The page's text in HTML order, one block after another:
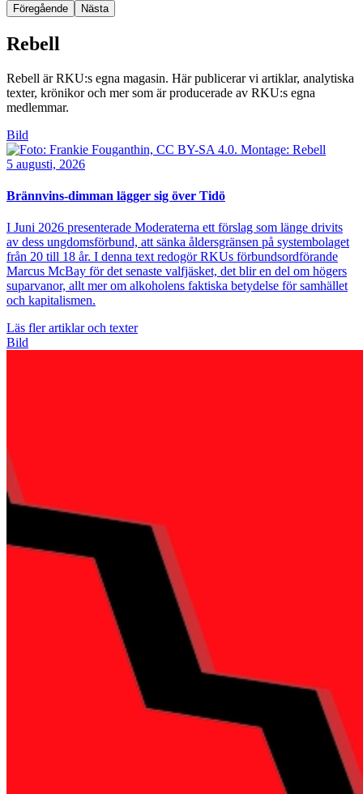
Föregående Nästa
Rebell
Rebell är RKU:s egna magasin. Här publicerar vi artiklar, analytiska
texter, krönikor och mer som är producerade av RKU:s egna
medlemmar.
Bild
5 augusti, 2026
Brännvins-dimman lägger sig över Tidö
I Juni 2026 presenterade Moderaterna ett förslag som länge drivits
av dess ungdomsförbund, att sänka åldersgränsen på systembolaget
från 20 till 18 år. I denna text redogör RKUs förbundsordförande
Marcus McBay för det senaste valfjäsket, det blir en del om högers
suparvanor, allt mer om alkoholens faktiska betydelse för samhället
och kapitalismen.
Läs fler artiklar och texter
Bild